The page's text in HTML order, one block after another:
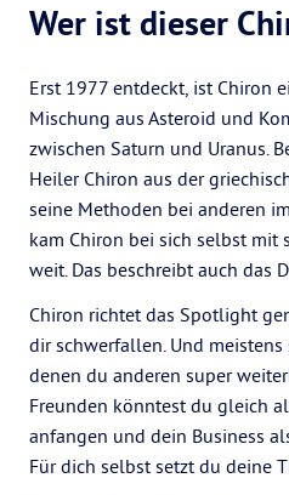
Wer ist dieser
Erst 1977 entdeckt, ist Chiron
Mischung aus Asteroid und
zwischen Saturn und Uranus.
Heiler Chiron aus der
seine Methoden bei anderen
kam Chiron bei sich selbst
weit. Das beschreibt auch das
Chiron richtet das Spotlight
dir schwerfallen. Und
denen du anderen super
Freunden könntest du gleich
anfangen und dein Business
Für dich selbst setzt du deine